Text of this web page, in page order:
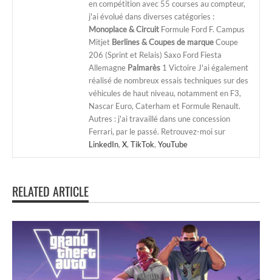
en compétition avec 55 courses au compteur,
j'ai évolué dans diverses catégories :
Monoplace & Circuit Formule Ford F. Campus
Mitjet Berlines & Coupes de marqueCoupe
206 (Sprint et Relais) Saxo Ford Fiesta
Allemagne Palmarès 1 Victoire J'ai également
réalisé de nombreux essais techniques sur des
véhicules de haut niveau, notamment en F3,
Nascar Euro, Caterham et Formule Renault.
Autres : j'ai travaillé dans une concession
Ferrari, par le passé. Retrouvez-moi sur
LinkedIn, X, TikTok, YouTube
RELATED ARTICLE